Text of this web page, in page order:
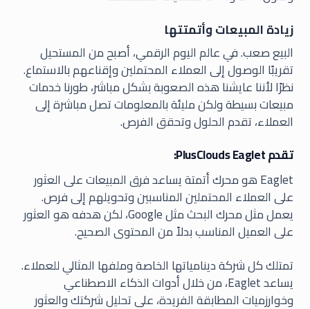
زيادة المبيعات وأتمتتها
البيع صعب. في عالم اليوم الرقمي، أصبح من المستحيل
تقريبًا الوصول إلى العملاء المحتملين وإقناعهم بالاستماع.
نظرًا لأننا عايشنا هذه الصعوبة بشكل مباشر، طورنا خدمات
مبيعات بسيطة ولكن مليئة بالمعلومات تصل مباشرة إلى
العملاء، تقدم الحلول وتحقق الفرص.
تقدم PlusClouds Eaglet:
Eaglet هو محرك أتمتة يساعد فرق المبيعات على العثور
على العملاء المحتملين المناسبين وتحويلهم إلى فرص.
يعمل مثل محرك البحث مثل Google، لكن هدفه هو العثور
على العميل المناسب بدلاً من المحتوى الصحيح.
تمتلك كل شركة دينامياتها الخاصة وملفها المثالي للعملاء.
يساعد Eaglet، من خلال أدوات الذكاء الاصطناعي
وخوارزميات المطابقة الفريدة، على تحليل شركتك والعثور